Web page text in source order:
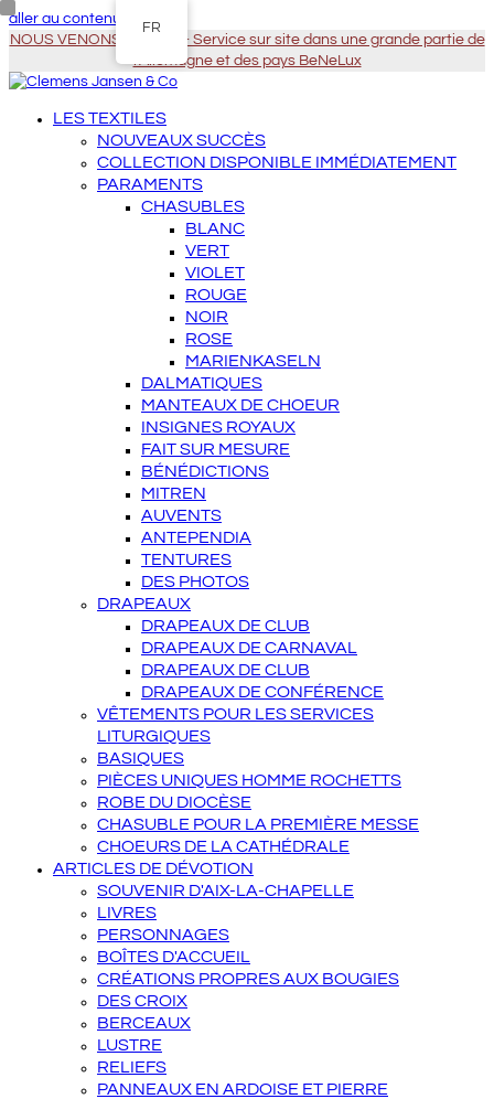
aller au contenu principal
NOUS VENONS À VOUS - Service sur site dans une grande partie de
l'Allemagne et des pays BeNeLux
LES TEXTILES
NOUVEAUX SUCCÈS
COLLECTION DISPONIBLE IMMÉDIATEMENT
PARAMENTS
CHASUBLES
BLANC
VERT
VIOLET
ROUGE
NOIR
ROSE
MARIENKASELN
DALMATIQUES
MANTEAUX DE CHOEUR
INSIGNES ROYAUX
FAIT SUR MESURE
BÉNÉDICTIONS
MITREN
AUVENTS
ANTEPENDIA
TENTURES
DES PHOTOS
DRAPEAUX
DRAPEAUX DE CLUB
DRAPEAUX DE CARNAVAL
DRAPEAUX DE CLUB
DRAPEAUX DE CONFÉRENCE
VÊTEMENTS POUR LES SERVICES
LITURGIQUES
BASIQUES
PIÈCES UNIQUES HOMME ROCHETTS
ROBE DU DIOCÈSE
CHASUBLE POUR LA PREMIÈRE MESSE
CHOEURS DE LA CATHÉDRALE
ARTICLES DE DÉVOTION
SOUVENIR D'AIX-LA-CHAPELLE
LIVRES
PERSONNAGES
BOÎTES D'ACCUEIL
CRÉATIONS PROPRES AUX BOUGIES
DES CROIX
BERCEAUX
LUSTRE
RELIEFS
PANNEAUX EN ARDOISE ET PIERRE
FR